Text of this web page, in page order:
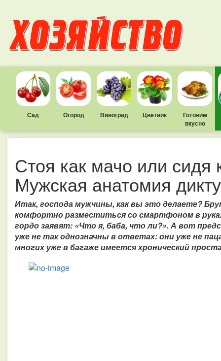
Сад Огород Виноград Цветник
Готовим
вкусно
Стоя как мачо или сидя
Мужская анатомия
Итак, господа мужчины, как вы это делаете?
комфортно разместиться со смартфоном в
гордо заявят: «Что я, баба, что ли?». А вот
уже не так однозначны в ответах: они уже не
многих уже в багаже имеется хронический